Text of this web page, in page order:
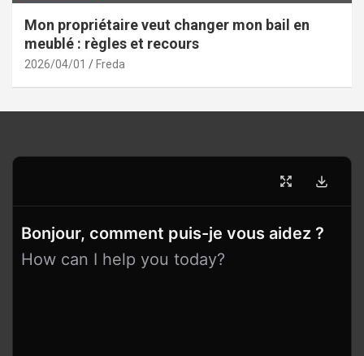
Mon propriétaire veut changer mon bail en
meublé : règles et recours
2026/04/01 Freda
Bonjour, comment puis-je vous aidez ?
How can I help you today?